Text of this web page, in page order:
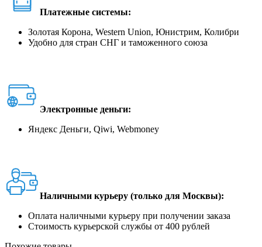
Платежные системы:
Золотая Корона, Western Union, Юнистрим, Колибри
Удобно для стран СНГ и таможенного союза
Электронные деньги:
Яндекс Деньги, Qiwi, Webmoney
Наличными курьеру (только для Москвы):
Оплата наличными курьеру при получении заказа
Стоимость курьерской службы от 400 рублей